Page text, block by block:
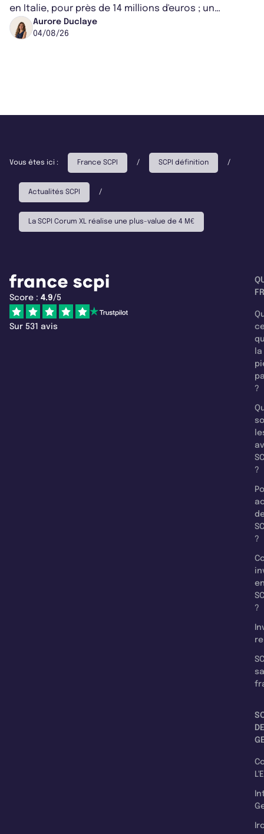
en Italie, pour près de 14 millions d'euros ; un
montant qui fait entorse avec ses...
Aurore Duclaye
04/08/26
Vous êtes ici : France SCPI / SCPI définition /
Actualités SCPI /
La SCPI Corum XL réalise une plus-value de 4 M€
Score : 4.9/5
Sur 531 avis
la
?
?
?
?
DE